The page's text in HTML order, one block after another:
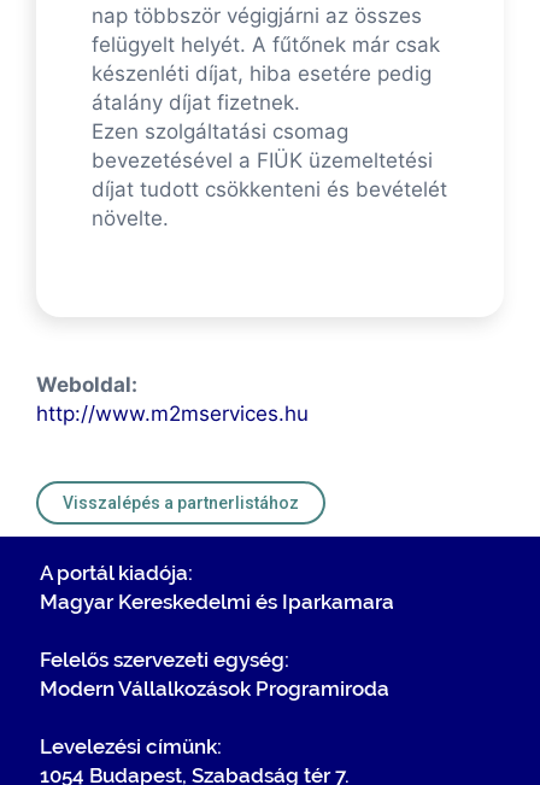
nap többször végigjárni az összes
felügyelt helyét. A fűtőnek már csak
készenléti díjat, hiba esetére pedig
átalány díjat fizetnek.
Ezen szolgáltatási csomag
bevezetésével a FIÜK üzemeltetési
díjat tudott csökkenteni és bevételét
növelte.
Weboldal:
http://www.m2mservices.hu
Visszalépés a partnerlistához
A portál kiadója:
Magyar Kereskedelmi és Iparkamara
Felelős szervezeti egység:
Modern Vállalkozások Programiroda
Levelezési címünk:
1054 Budapest, Szabadság tér 7.